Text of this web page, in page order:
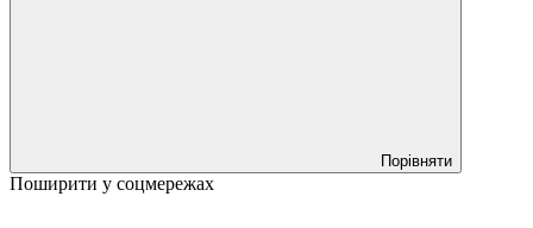
Порівняти
Поширити у соцмережах